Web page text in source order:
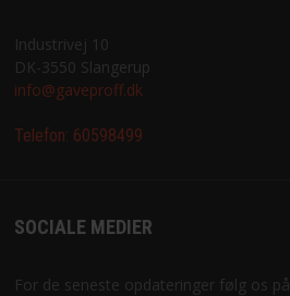
Industrivej 10
DK-3550 Slangerup
info@gaveproff.dk
Telefon: 60598499
SOCIALE MEDIER
For de seneste opdateringer følg os på